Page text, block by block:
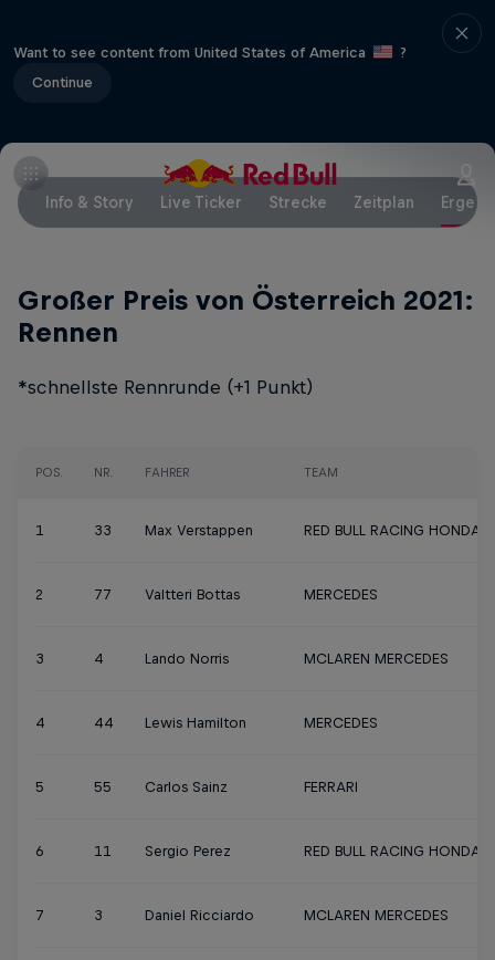
Want to see content from United States of America
?
Continue
Info & Story Live Ticker Strecke Zeitplan
Großer Preis von Österreich 2021:
Rennen
*schnellste Rennrunde (+1 Punkt)
POS. NR. FAHRER TEAM
1 33 Max Verstappen RED BULL RACING HONDA
2 77 Valtteri Bottas MERCEDES
3 4 Lando Norris MCLAREN MERCEDES
4 44 Lewis Hamilton MERCEDES
5 55 Carlos Sainz FERRARI
6 11 Sergio Perez RED BULL RACING HONDA
7 3 Daniel Ricciardo MCLAREN MERCEDES